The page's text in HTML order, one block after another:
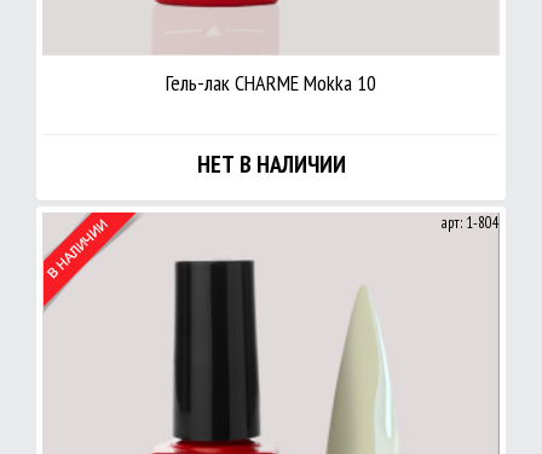
Гель-лак CHARME Mokka 10
НЕТ В НАЛИЧИИ
арт: 1-804